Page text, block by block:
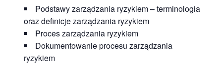
Podstawy zarządzania ryzykiem – terminologia
oraz definicje zarządzania ryzykiem
Proces zarządzania ryzykiem
Dokumentowanie procesu zarządzania
ryzykiem